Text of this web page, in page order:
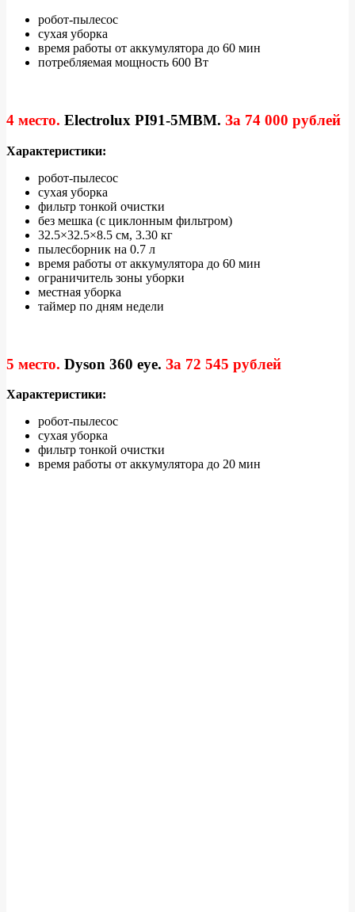
робот-пылесос
сухая уборка
время работы от аккумулятора до 60 мин
потребляемая мощность 600 Вт
4 место. Electrolux PI91-5MBM. За 74 000 рублей
Характеристики:
робот-пылесос
сухая уборка
фильтр тонкой очистки
без мешка (с циклонным фильтром)
32.5×32.5×8.5 см, 3.30 кг
пылесборник на 0.7 л
время работы от аккумулятора до 60 мин
ограничитель зоны уборки
местная уборка
таймер по дням недели
5 место. Dyson 360 eye. За 72 545 рублей
Характеристики:
робот-пылесос
сухая уборка
фильтр тонкой очистки
время работы от аккумулятора до 20 мин